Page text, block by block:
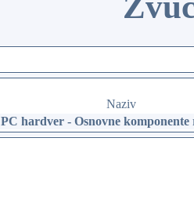
Naziv
PC hardver - Osnovne komponente